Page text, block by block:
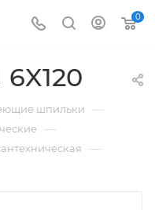
0
шпильки —
—
—